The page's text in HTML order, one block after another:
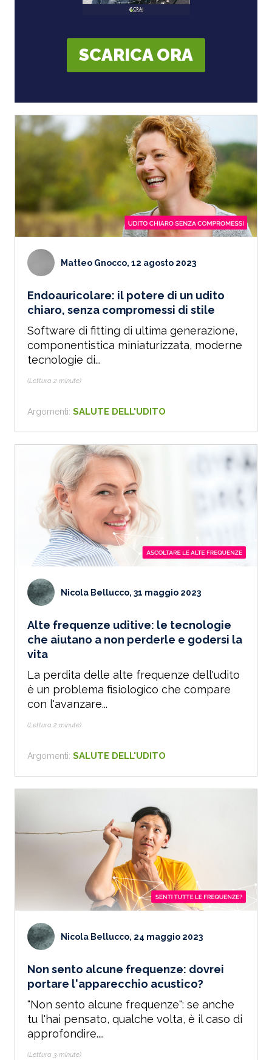
SCARICA ORA
Matteo Gnocco, 12 agosto 2023
Endoauricolare: il potere di un udito
chiaro, senza compromessi di stile
Software di fitting di ultima generazione,
componentistica miniaturizzata, moderne
tecnologie di...
(Lettura 2 minute)
Argomenti: SALUTE DELL'UDITO
Nicola Bellucco, 31 maggio 2023
Alte frequenze uditive: le tecnologie
che aiutano a non perderle e godersi la
vita
La perdita delle alte frequenze dell'udito
è un problema fisiologico che compare
con l'avanzare...
(Lettura 2 minute)
Argomenti: SALUTE DELL'UDITO
Nicola Bellucco, 24 maggio 2023
Non sento alcune frequenze: dovrei
portare l'apparecchio acustico?
"Non sento alcune frequenze": se anche
tu l'hai pensato, qualche volta, è il caso di
approfondire....
(Lettura 3 minute)